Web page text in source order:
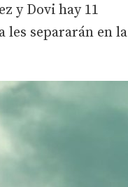
y Dovi hay 11
les separarán en la